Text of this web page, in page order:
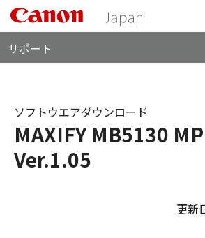
サポート
MAXIFY MB5130
Ver.1.05
ソフトウエアダウンロード
更新